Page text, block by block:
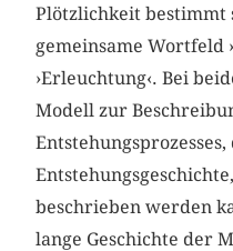
Plötzlichkeit bestimmt
gemeinsame Wortfeld
›Erleuchtung‹. Bei
Modell zur
beschrieben werden
lange Geschichte der